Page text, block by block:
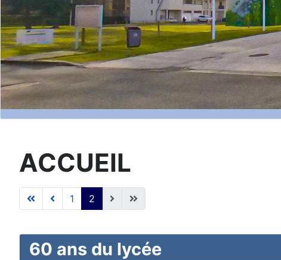
ACCUEIL
1 2
60 ans du lycée